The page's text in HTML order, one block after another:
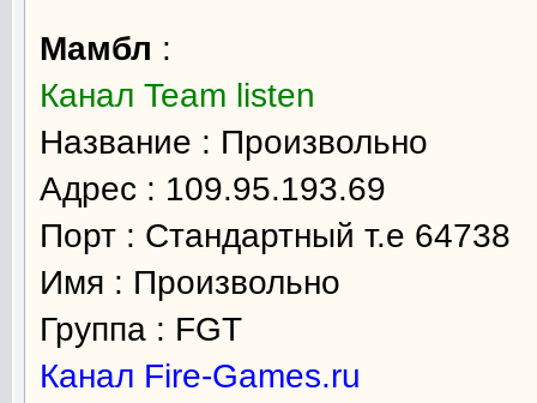
Мамбл :
Канал Team listen
Название : Произвольно
Адрес : 109.95.193.69
Порт : Стандартный т.е 64738
Имя : Произвольно
Группа : FGT
Канал Fire-Games.ru